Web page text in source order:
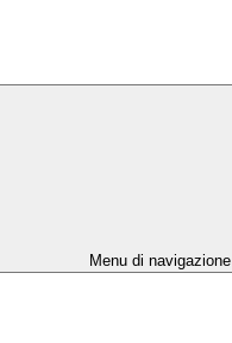
Menu di navigazione